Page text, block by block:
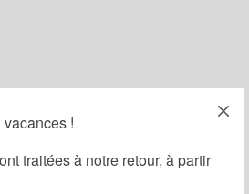
!
traitées à notre retour, à partir